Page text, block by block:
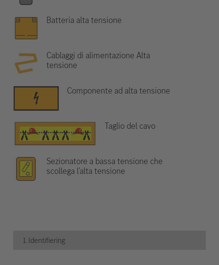
Batteria alta tensione
Cablaggi di alimentazione Alta
tensione
Componente ad alta tensione
Taglio del cavo
Sezionatore a bassa tensione che
scollega l'alta tensione
1. Identifiering